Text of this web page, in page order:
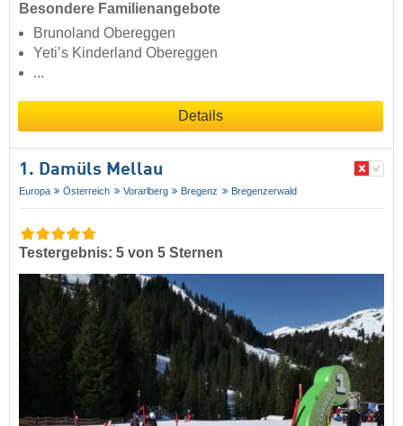
Besondere Familienangebote
Brunoland Obereggen
Yeti’s Kinderland Obereggen
...
Details
1. Damüls Mellau
Europa Österreich Vorarlberg Bregenz Bregenzerwald
Testergebnis: 5 von 5 Sternen